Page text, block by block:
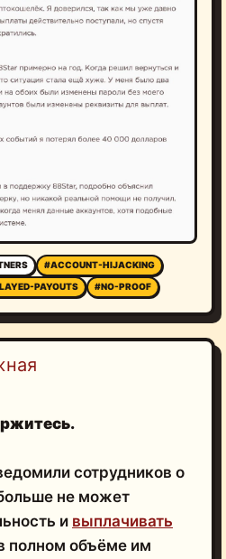
#ACCOUNT-HIJACKING
PAYOUTS #NO-PROOF
сотрудников о
не может
и выплачивать
полном объёме им